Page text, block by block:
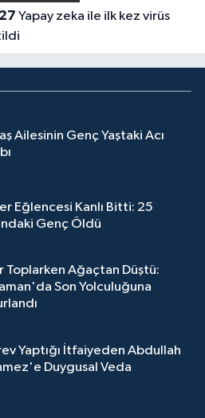
Ailesinin Genç Yaştaki Acı
Eğlencesi Kanlı Bitti: 25
Genç Öldü
Toplarken Ağaçtan Düştü:
Son Yolculuğuna
Yaptığı İtfaiyeden Abdullah
Duygusal Veda